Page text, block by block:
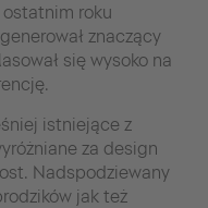
roku
znaczący
się wysoko na
istniejące z
za design
Nadspodziewany
jak też